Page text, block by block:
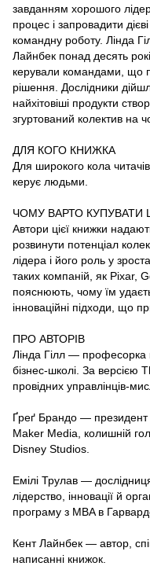
завданням хорошого
процес і запровадити
командну роботу. Лінда
Лайнбек понад десять
керували командами, що
рішення. Дослідники
найхітовіші продукти
згуртований колектив на
ДЛЯ КОГО КНИЖКА
Для широкого кола
керує людьми.
ЧОМУ ВАРТО КУПУВАТИ
Автори цієї книжки
розвинути потенціал
лідера і його роль у
таких компаній, як Pixar,
пояснюють, чому їм
інноваційні підходи, що
ПРО АВТОРІВ
Лінда Гілл — професорка
бізнес-школі. За версією
провідних управлінців-
Ґреґ Брандо — президент
Maker Media, колишній
Disney Studios.
Емілі Трулав —
лідерство, інновації й
програму з MBA в
Кент Лайнбек — автор,
написанні книжок.